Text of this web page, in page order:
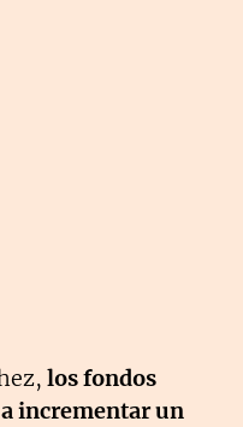
los fondos
incrementar un